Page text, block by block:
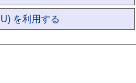
を利用する